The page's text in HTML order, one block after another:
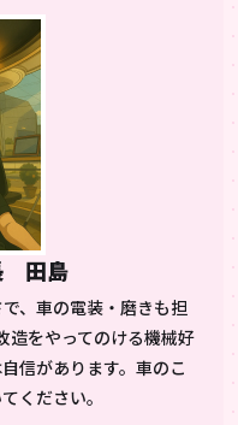
田島
、車の電装・磨きも担
造をやってのける機械好
信があります。車のこ
ください。